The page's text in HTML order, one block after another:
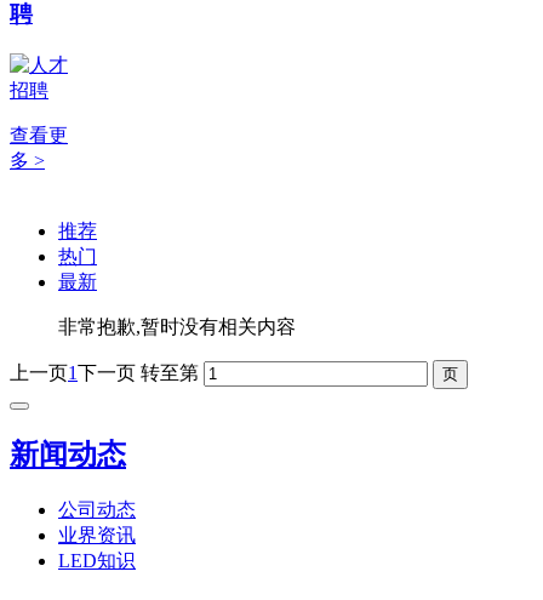
聘
查看更
多 >
推荐
热门
最新
非常抱歉,暂时没有相关内容
上一页1下一页 转至第
新闻动态
公司动态
业界资讯
LED知识